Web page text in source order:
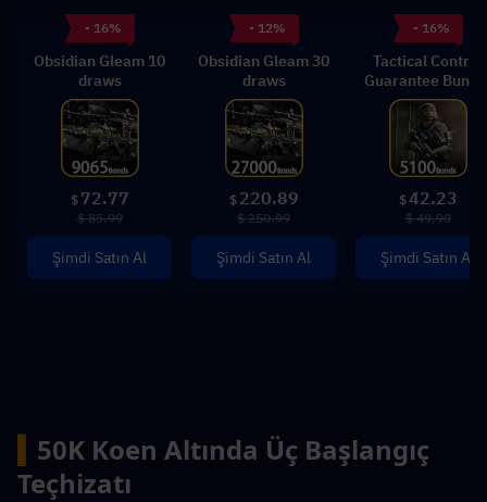
- 16%
Obsidian Gleam 10
draws
$ 72.77
$ 85.99
Şimdi Satın Al
- 12%
Obsidian Gleam 30
draws
$ 220.89
$ 250.99
Şimdi Satın Al
- 16%
Tactical Control
Guarantee
$42.23
$ 49.90
Şimdi Satın Al
50K Koen Altında Üç Başlangıç
Teçhizatı